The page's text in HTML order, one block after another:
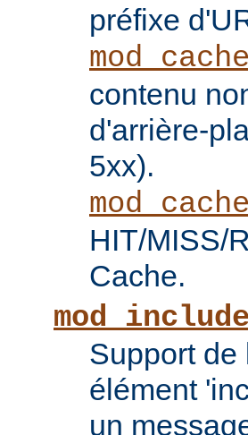
préfixe
mod_cache
contenu
d'arrière-
5xx).
mod_cache
HIT/MISS/
Cache.
mod_include
Support de
élément
un